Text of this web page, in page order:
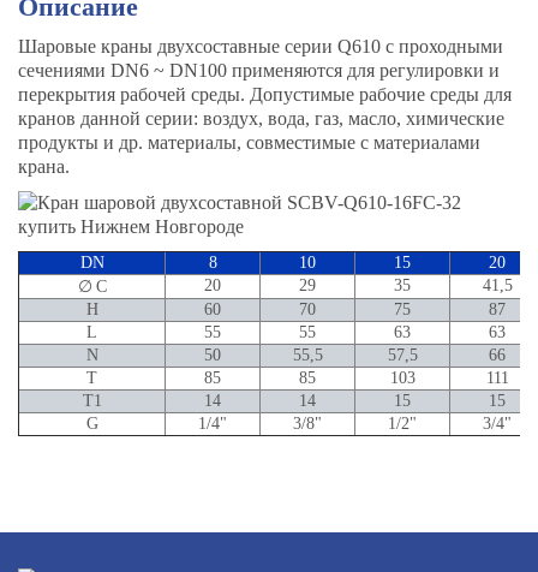
Описание
Шаровые краны двухсоставные серии Q610 с проходными
сечениями DN6 ~ DN100 применяются для регулировки и
перекрытия рабочей среды. Допустимые рабочие среды для
кранов данной серии: воздух, вода, газ, масло, химические
продукты и др. материалы, совместимые с материалами
крана.
DN 8 10 15
20
∅ C
20 29 35
41,5
H
60 70 75
87
L
55 55 63
63
N
50 55,5 57,5
66
T
85 85 103
111
T1
14 14 15
15
G
1/4" 3/8" 1/2" 3/4"